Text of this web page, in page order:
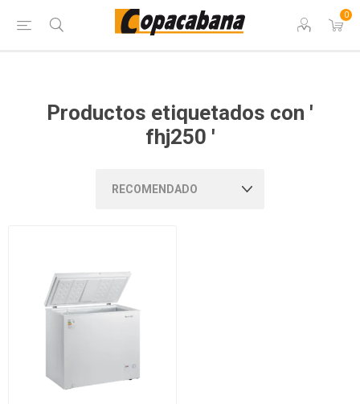
0
Productos etiquetados con '
fhj250 '